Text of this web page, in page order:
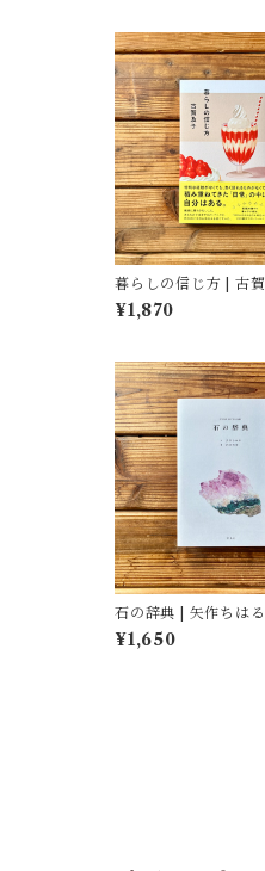
暮らしの信
¥1,870
石の辞典 | 矢作ちは
(イラスト)
¥1,650